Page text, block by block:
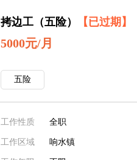
拷边工（五险） 【已过期】
5000元/月
五险
工作性质 全职
工作区域 响水镇